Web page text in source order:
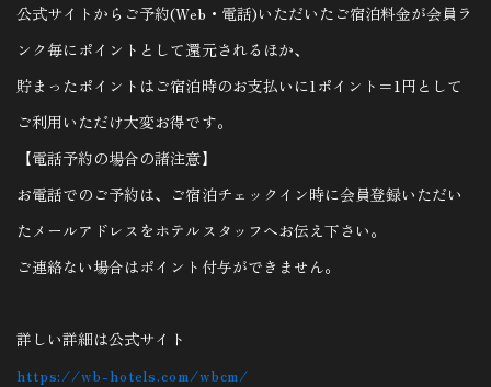
公式サイトからご予約(Web・電話)いただいたご宿泊料金が会員ラ
ンク毎にポイントとして還元されるほか、
貯まったポイントはご宿泊時のお支払いに1ポイント＝1円として
ご利用いただけ大変お得です。
【電話予約の場合の諸注意】
お電話でのご予約は、ご宿泊チェックイン時に会員登録いただい
たメールアドレスをホテルスタッフへお伝え下さい。
ご連絡ない場合はポイント付与ができません。
詳しい詳細は公式サイト
https://wb-hotels.com/wbcm/